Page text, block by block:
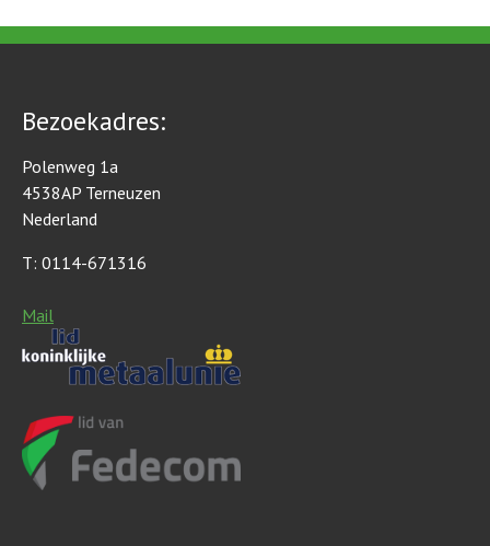
Bezoekadres:
Polenweg 1a
4538AP Terneuzen
Nederland
T: 0114-671316
Mail